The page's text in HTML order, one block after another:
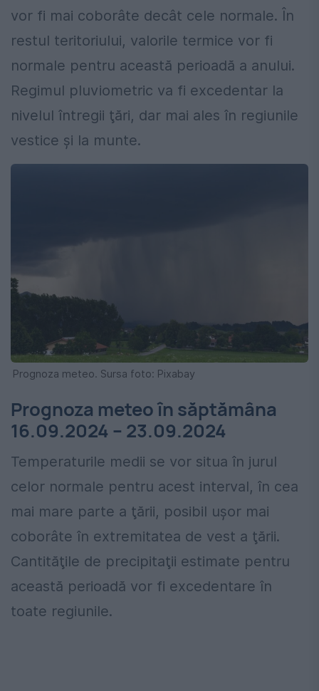
vor fi mai coborâte decât cele normale. În
restul teritoriului, valorile termice vor fi
normale pentru această perioadă a anului.
Regimul pluviometric va fi excedentar la
nivelul întregii ţări, dar mai ales în regiunile
vestice şi la munte.
Prognoza meteo. Sursa foto: Pixabay
Prognoza meteo în săptămâna
16.09.2024 – 23.09.2024
Temperaturile medii se vor situa în jurul
celor normale pentru acest interval, în cea
mai mare parte a ţării, posibil uşor mai
coborâte în extremitatea de vest a ţării.
Cantităţile de precipitaţii estimate pentru
această perioadă vor fi excedentare în
toate regiunile.